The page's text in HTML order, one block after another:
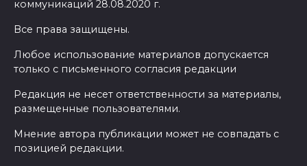
коммуникаций 28.08.2020 г.
Все права защищены.
Любое использование материалов допускается
только с письменного согласия редакции
Редакция не несет ответственности за материалы,
размещенные пользователями.
Мнение автора публикации может не совпадать с
позицией редакции.